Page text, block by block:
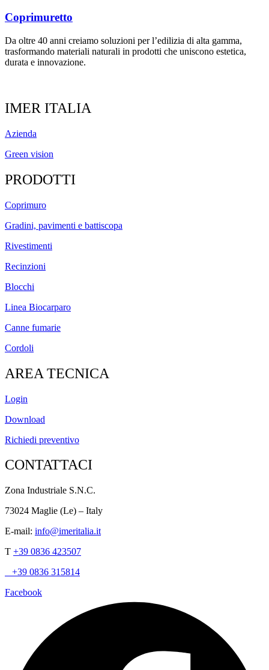
Coprimuretto
Da oltre 40 anni creiamo soluzioni per l’edilizia di alta gamma,
trasformando materiali naturali in prodotti che uniscono estetica,
durata e innovazione.
IMER ITALIA
Azienda
Green vision
PRODOTTI
Coprimuro
Gradini, pavimenti e battiscopa
Rivestimenti
Recinzioni
Blocchi
Linea Biocarparo
Canne fumarie
Cordoli
AREA TECNICA
Login
Download
Richiedi preventivo
CONTATTACI
Zona Industriale S.N.C.
73024 Maglie (Le) – Italy
E-mail: info@imeritalia.it
T +39 0836 423507
+39 0836 315814
Facebook